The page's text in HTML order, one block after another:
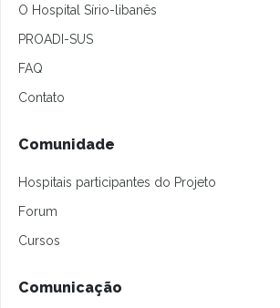
O Hospital Sírio-libanês
PROADI-SUS
FAQ
Contato
Comunidade
Hospitais participantes do Projeto
Forum
Cursos
Comunicação